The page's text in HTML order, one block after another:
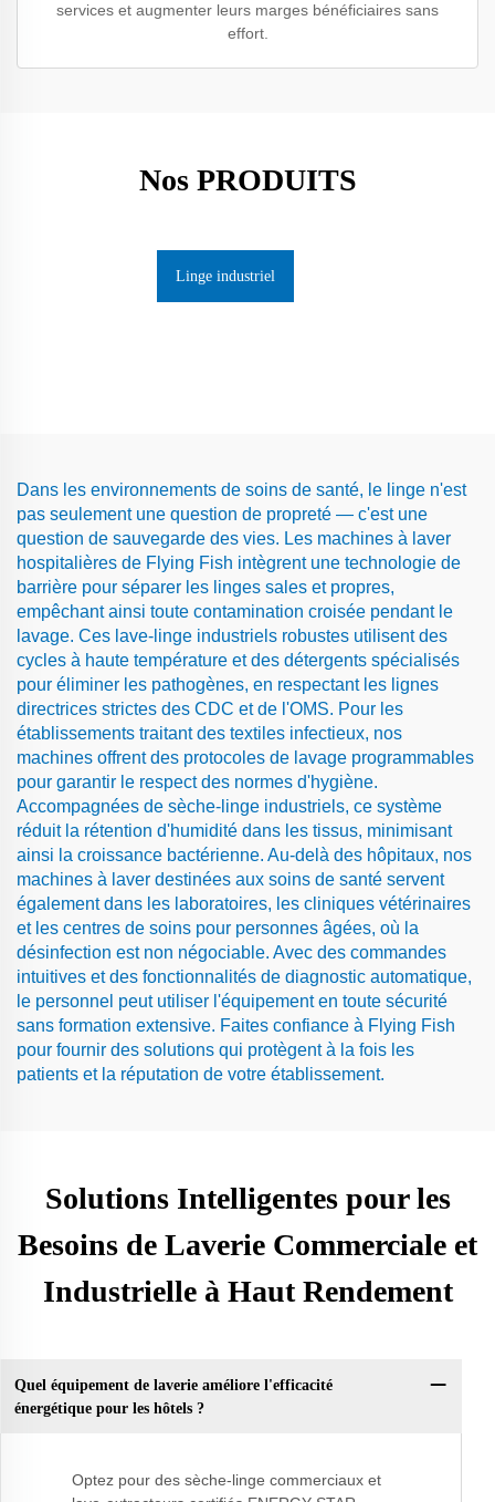
services et augmenter leurs marges bénéficiaires sans
effort.
Nos PRODUITS
Linge industriel
Dans les environnements de soins de santé, le linge n'est
pas seulement une question de propreté — c'est une
question de sauvegarde des vies. Les machines à laver
hospitalières de Flying Fish intègrent une technologie de
barrière pour séparer les linges sales et propres,
empêchant ainsi toute contamination croisée pendant le
lavage. Ces lave-linge industriels robustes utilisent des
cycles à haute température et des détergents spécialisés
pour éliminer les pathogènes, en respectant les lignes
directrices strictes des CDC et de l'OMS. Pour les
établissements traitant des textiles infectieux, nos
machines offrent des protocoles de lavage programmables
pour garantir le respect des normes d'hygiène.
Accompagnées de sèche-linge industriels, ce système
réduit la rétention d'humidité dans les tissus, minimisant
ainsi la croissance bactérienne. Au-delà des hôpitaux, nos
machines à laver destinées aux soins de santé servent
également dans les laboratoires, les cliniques vétérinaires
et les centres de soins pour personnes âgées, où la
désinfection est non négociable. Avec des commandes
intuitives et des fonctionnalités de diagnostic automatique,
le personnel peut utiliser l'équipement en toute sécurité
sans formation extensive. Faites confiance à Flying Fish
pour fournir des solutions qui protègent à la fois les
patients et la réputation de votre établissement.
Solutions Intelligentes pour les
Besoins de Laverie Commerciale et
Industrielle à Haut Rendement
Quel équipement de laverie améliore l'efficacité
énergétique pour les hôtels ?
Optez pour des sèche-linge commerciaux et